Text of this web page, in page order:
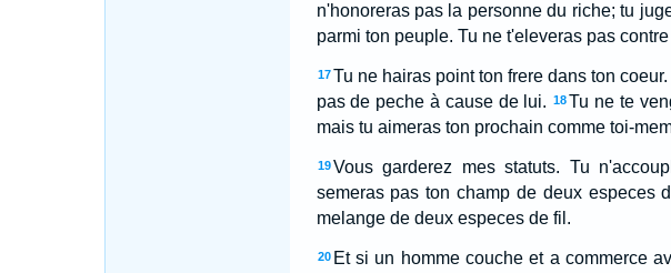
n'honoreras pas la personne du riche; tu
parmi ton peuple. Tu ne t'eleveras pas
17 Tu ne hairas point ton frere dans ton
pas de peche à cause de lui.
18Tu ne te
mais tu aimeras ton prochain comme toi-
19 Vous garderez mes statuts. Tu
semeras pas ton champ de deux especes
melange de deux especes de fil.
20 Et si un homme couche et a commerce